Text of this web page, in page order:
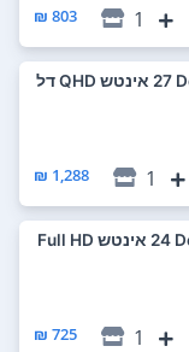
1
803 ₪
1
1,288 ₪
מסך מחשב Dell E2422HS ‏24 ‏אינטש Full HD
1
725 ₪